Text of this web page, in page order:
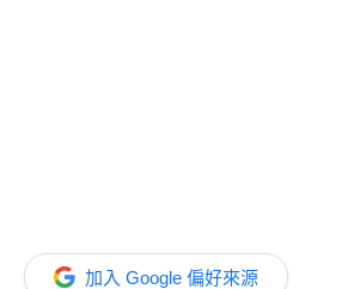
加入 Google 偏好來源